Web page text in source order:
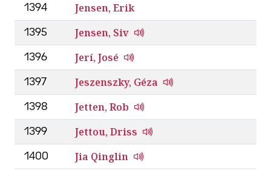
1394 Jensen, Erik
1395 Jensen, Siv
1396 Jerí, José
1397 Jeszenszky, Géza
1398 Jetten, Rob
1399 Jettou, Driss
1400 Jia Qinglin